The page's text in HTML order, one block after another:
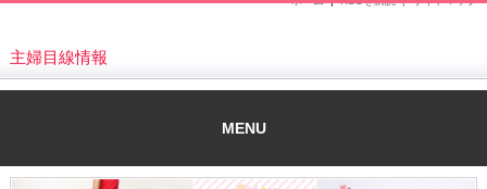
主婦目線情報
MENU